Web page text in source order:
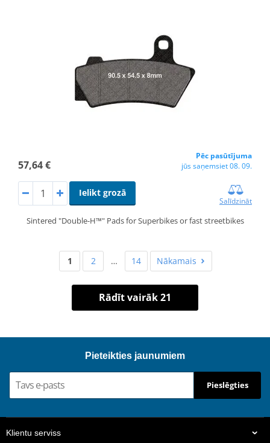
57,64 €
Pēc pasūtījuma
jūs saņemsiet 08. 09.
Ielikt grozā
Salīdzināt
Sintered "Double-H™" Pads for Superbikes or fast streetbikes
1 2 … 14 Nākamais
Rādīt vairāk 21
Pieteikties jaunumiem
Pieslēgties
Klientu serviss